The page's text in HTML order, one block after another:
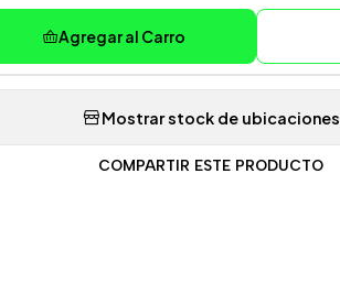
Agregar al Carro
Mostrar stock de ubicaciones
COMPARTIR ESTE PRODUCTO